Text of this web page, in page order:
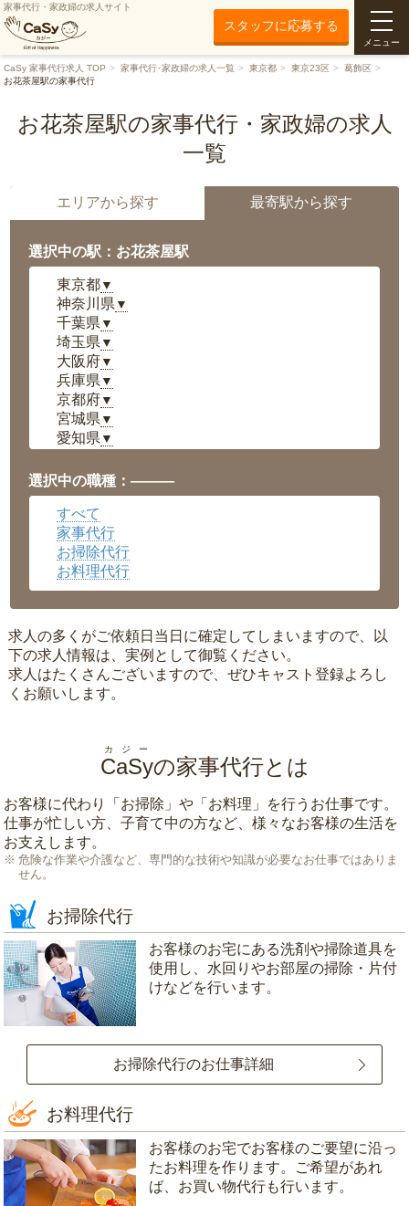
家事代行・家政婦の求人サイト
スタッフに応募する
メニュー
CaSy 家事代行求人 TOP 家事代行･家政婦の求人一覧 東京都 東京23区
葛飾区
お花茶屋駅の家事代行
お花茶屋駅の家事代行・家政婦の求人
一覧
エリアから探す 最寄駅から探す
選択中の駅：お花茶屋駅
東京都▼
神奈川県 ▼
千葉県 ▼
埼玉県 ▼
大阪府▼
兵庫県 ▼
京都府▼
宮城県 ▼
愛知県 ▼
岡山県▼
広島県▼
沖縄県
選択中の職種：———
すべて
家事代行
お掃除代行
お料理代行
求人の多くがご依頼日当日に確定してしまいますので、以
下の求人情報は、実例として御覧ください。
求人はたくさんございますので、ぜひキャスト登録よろし
くお願いします。
CaSy
カジー
の家事代行とは
お客様に代わり「 お掃除 」や「 お料理 」を行うお仕事です。
仕事が忙しい方、子育て中の方など、様々なお客様の生活を
お支えします。
危険な作業や介護など、専門的な技術や知識が必要なお仕事ではありま
せん。
お掃除代行
お客様のお宅にある洗剤や掃除道具を
使用し、水回りやお部屋の掃除・片付
けなどを行います。
お掃除代行のお仕事詳細
お料理代行
お客様のお宅でお客様のご要望に沿っ
たお料理を作ります。ご希望があれ
ば、お買い物代行も行います。